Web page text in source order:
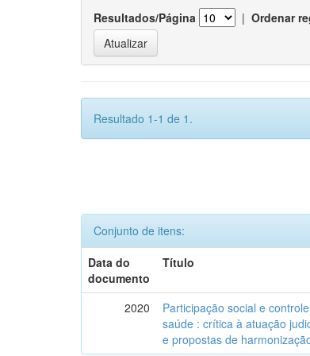
Resultados/Página | Ordenar
Resultado 1-1 de 1.
Conjunto de itens:
Data do
documento
Título
2020
Participação social e
saúde : crítica à atuação
e propostas de